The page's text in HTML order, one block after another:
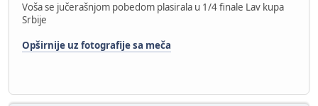
Voša se jučerašnjom pobedom plasirala u 1/4 finale Lav kupa
Srbije
Opširnije uz fotografije sa meča